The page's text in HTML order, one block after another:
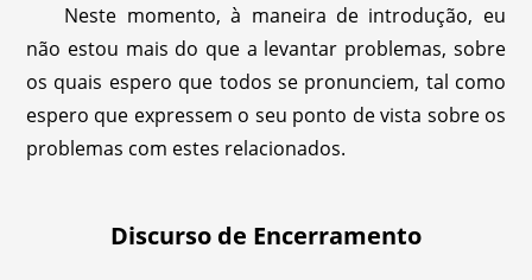
Neste momento, à maneira de introdução, eu
não estou mais do que a levantar problemas, sobre
os quais espero que todos se pronunciem, tal como
espero que expressem o seu ponto de vista sobre os
problemas com estes relacionados.
Discurso de Encerramento